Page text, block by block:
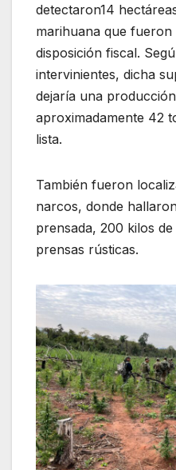
detectaron14
marihuana que
disposición fiscal.
intervinientes, dicha
dejaría una
aproximadamente 42
lista.
También fueron
narcos, donde
prensada, 200 kilos
prensas rústicas.